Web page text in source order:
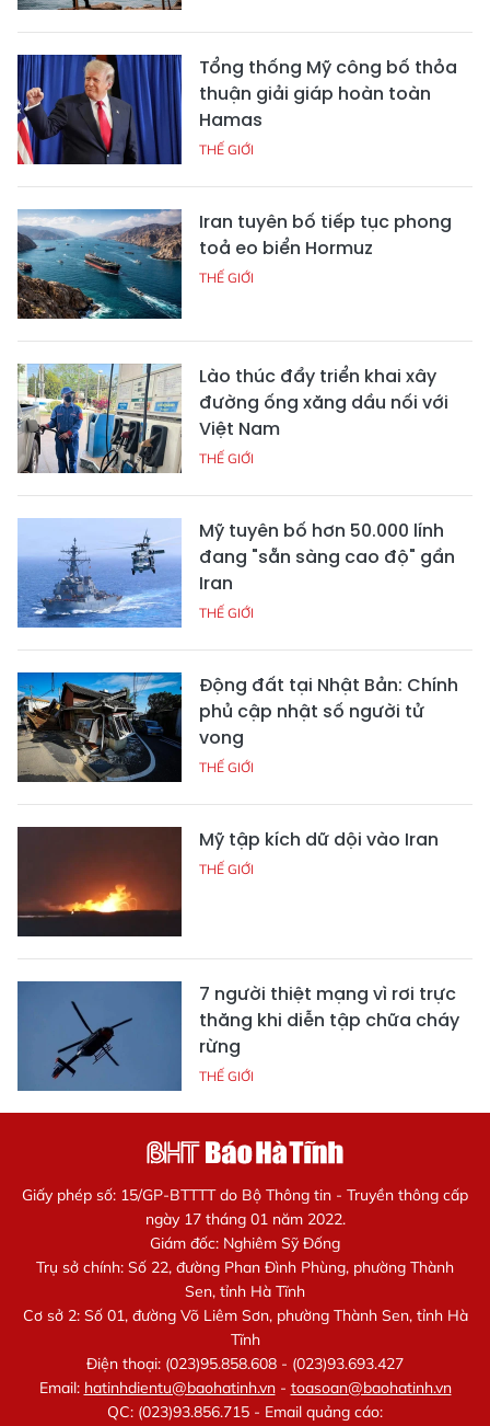
Tổng thống Mỹ công bố thỏa
thuận giải giáp hoàn toàn
Hamas
THẾ GIỚI
Iran tuyên bố tiếp tục phong
toả eo biển Hormuz
THẾ GIỚI
Lào thúc đẩy triển khai xây
đường ống xăng dầu nối với
Việt Nam
THẾ GIỚI
Mỹ tuyên bố hơn 50.000 lính
đang "sẵn sàng cao độ" gần
Iran
THẾ GIỚI
Động đất tại Nhật Bản: Chính
phủ cập nhật số người tử
vong
THẾ GIỚI
Mỹ tập kích dữ dội vào Iran
THẾ GIỚI
7 người thiệt mạng vì rơi trực
thăng khi diễn tập chữa cháy
rừng
THẾ GIỚI
Giấy phép số: 15/GP-BTTTT do Bộ Thông tin - Truyền thông cấp
ngày 17 tháng 01 năm 2022.
Giám đốc: Nghiêm Sỹ Đống
Trụ sở chính: Số 22, đường Phan Đình Phùng, phường Thành
Sen, tỉnh Hà Tĩnh
Cơ sở 2: Số 01, đường Võ Liêm Sơn, phường Thành Sen, tỉnh Hà
Tĩnh
Điện thoại: (023)95.858.608 - (023)93.693.427
Email: hatinhdientu@baohatinh.vn- toasoan@baohatinh.vn
QC: (023)93.856.715 - Email quảng cáo: